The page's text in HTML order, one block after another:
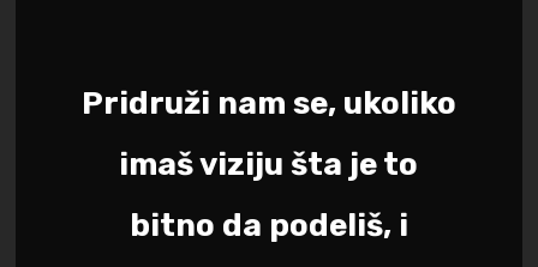
Pridruži nam se, ukoliko
imaš viziju šta je to
bitno da podeliš, i